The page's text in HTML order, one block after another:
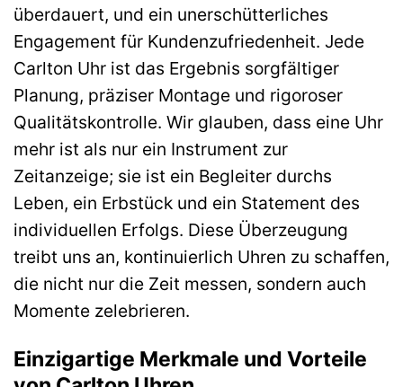
überdauert, und ein unerschütterliches
Engagement für Kundenzufriedenheit. Jede
Carlton Uhr ist das Ergebnis sorgfältiger
Planung, präziser Montage und rigoroser
Qualitätskontrolle. Wir glauben, dass eine Uhr
mehr ist als nur ein Instrument zur
Zeitanzeige; sie ist ein Begleiter durchs
Leben, ein Erbstück und ein Statement des
individuellen Erfolgs. Diese Überzeugung
treibt uns an, kontinuierlich Uhren zu schaffen,
die nicht nur die Zeit messen, sondern auch
Momente zelebrieren.
Einzigartige Merkmale und Vorteile